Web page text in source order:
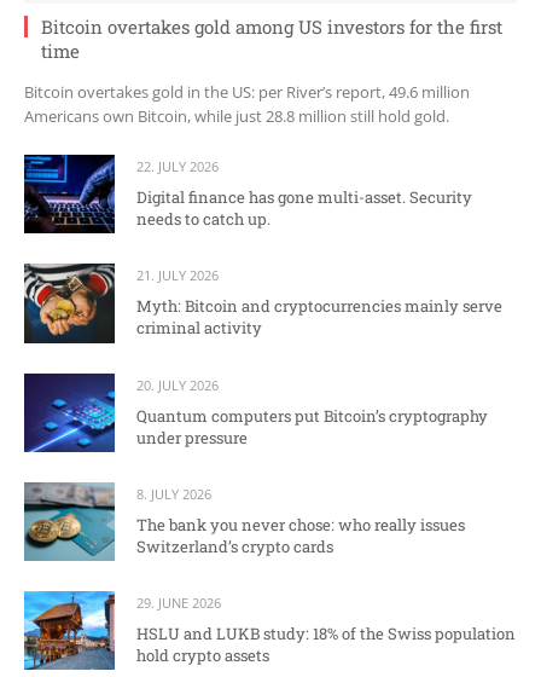
Bitcoin overtakes gold among US investors for the first
time
Bitcoin overtakes gold in the US: per River’s report, 49.6 million
Americans own Bitcoin, while just 28.8 million still hold gold.
22. JULY 2026
Digital finance has gone multi-asset. Security
needs to catch up.
21. JULY 2026
Myth: Bitcoin and cryptocurrencies mainly serve
criminal activity
20. JULY 2026
Quantum computers put Bitcoin’s cryptography
under pressure
8. JULY 2026
The bank you never chose: who really issues
Switzerland’s crypto cards
29. JUNE 2026
HSLU and LUKB study: 18% of the Swiss population
hold crypto assets